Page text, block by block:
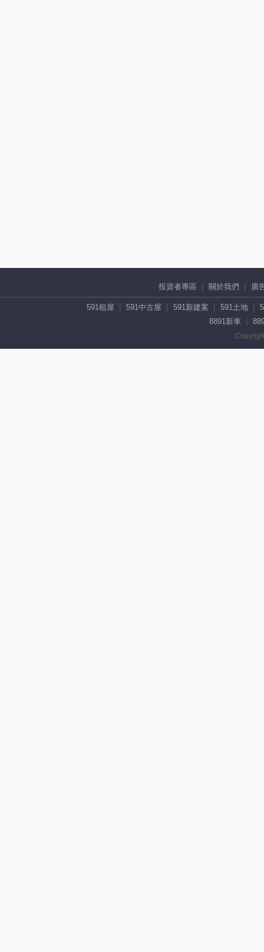
投資者專區 關於我們 廣
591租屋 591中古屋 591新建案 591土地
8891新車